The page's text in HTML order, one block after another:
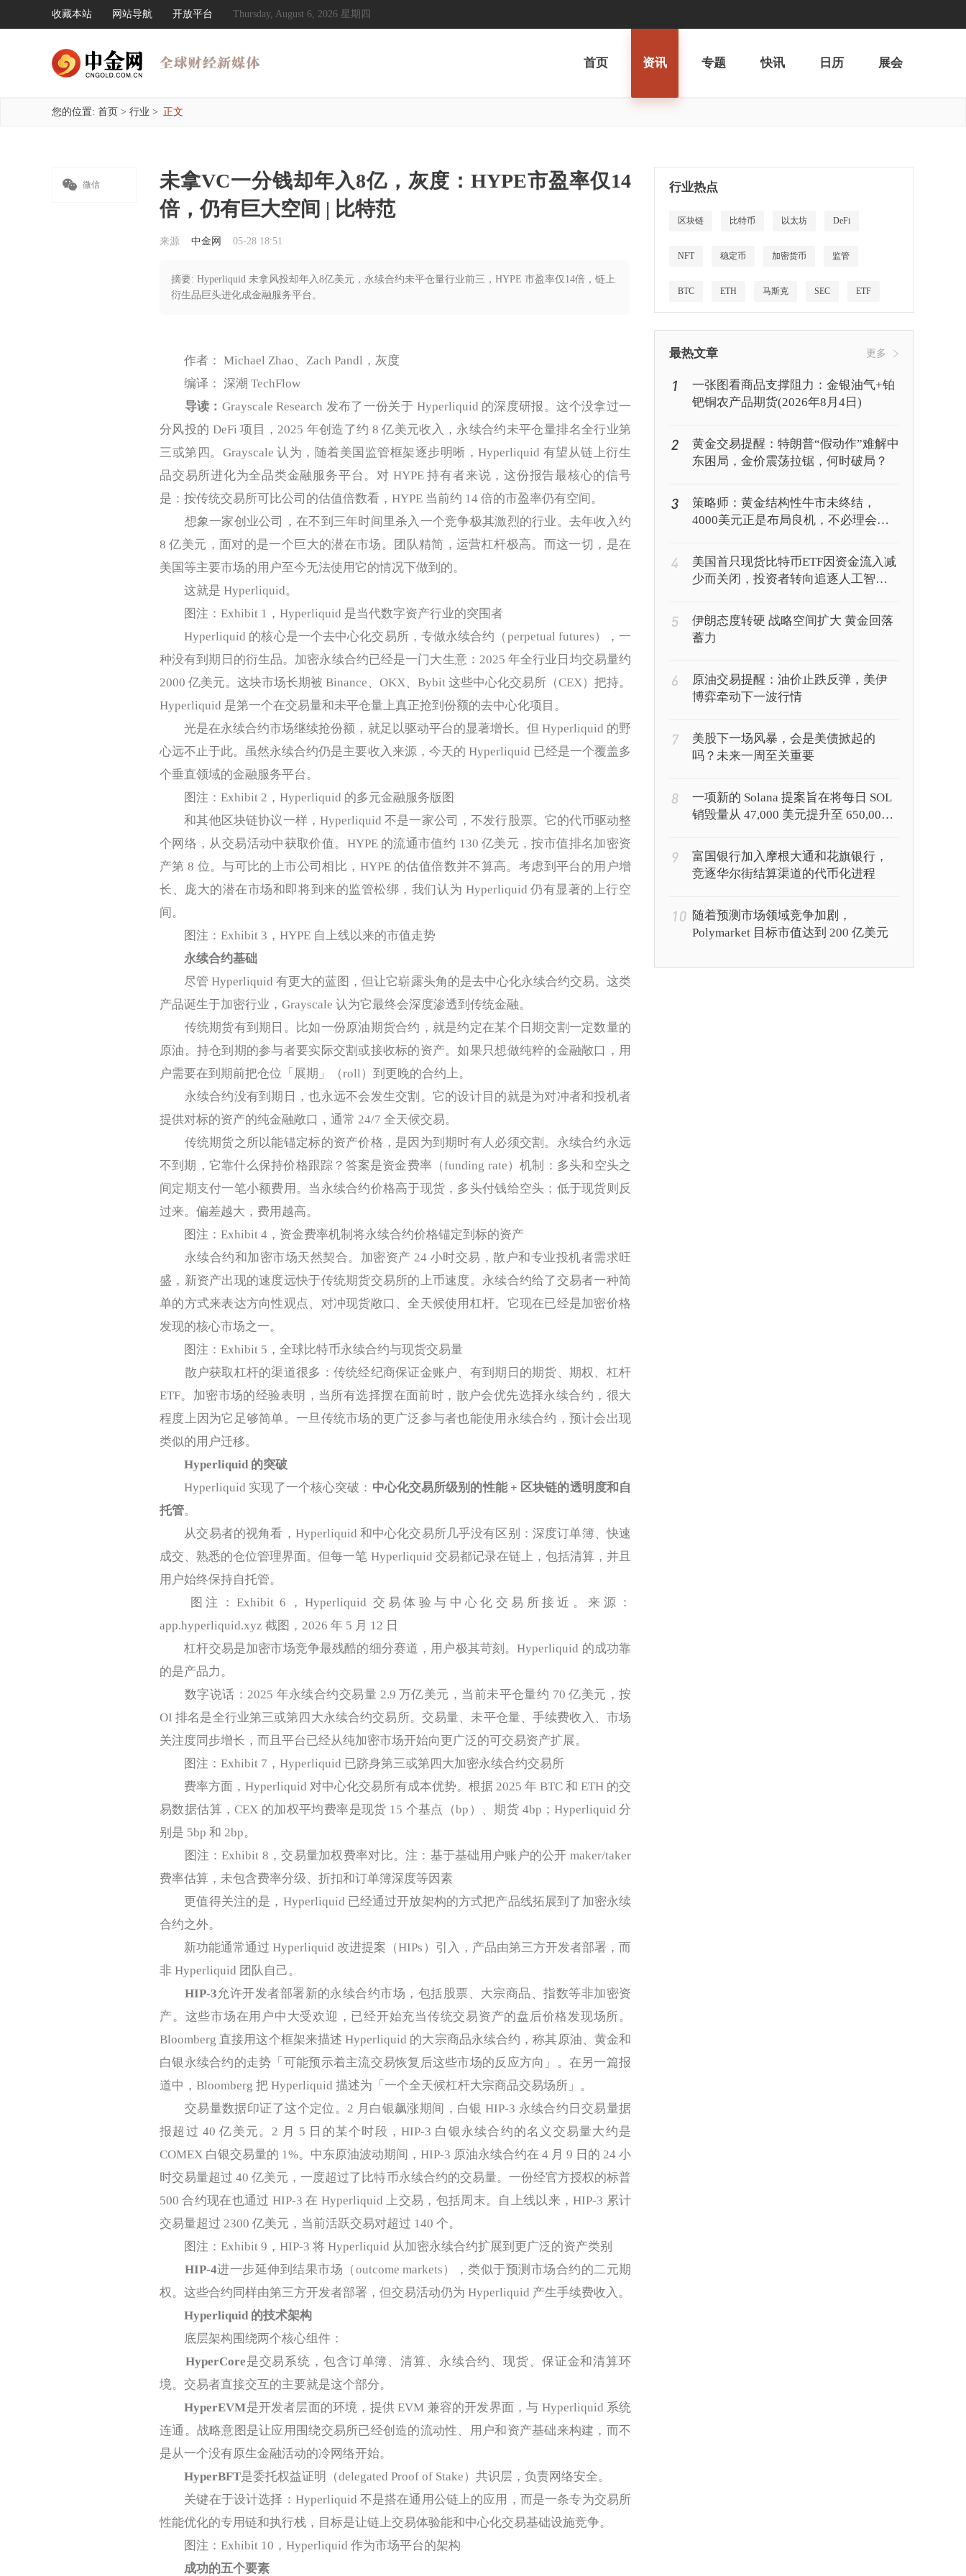
收藏本站 网站导航 开放平台 Thursday, August 6, 2026 星期四
首页 资讯 专题 快讯 日历 展会
您的位置: 首页 > 行业 > 正文
 微信
未拿VC一分钱却年入8亿，灰度：HYPE市盈率仅14
倍，仍有巨大空间 | 比特范
来源 中金网 05-28 18:51
摘要: Hyperliquid 未拿风投却年入8亿美元，永续合约未平仓量行业前三，HYPE 市盈率仅14倍，链上
衍生品巨头进化成金融服务平台。
作者： Michael Zhao、Zach Pandl，灰度
编译： 深潮 TechFlow
导读： Grayscale Research 发布了一份关于 Hyperliquid 的深度研报。这个没拿过一
分风投的 DeFi 项目，2025 年创造了约 8 亿美元收入，永续合约未平仓量排名全行业第
三或第四。Grayscale 认为，随着美国监管框架逐步明晰，Hyperliquid 有望从链上衍生
品交易所进化为全品类金融服务平台。对 HYPE 持有者来说，这份报告最核心的信号
是：按传统交易所可比公司的估值倍数看，HYPE 当前约 14 倍的市盈率仍有空间。
想象一家创业公司，在不到三年时间里杀入一个竞争极其激烈的行业。去年收入约
8 亿美元，面对的是一个巨大的潜在市场。团队精简，运营杠杆极高。而这一切，是在
美国等主要市场的用户至今无法使用它的情况下做到的。
这就是 Hyperliquid。
图注：Exhibit 1，Hyperliquid 是当代数字资产行业的突围者
Hyperliquid 的核心是一个去中心化交易所，专做永续合约（perpetual futures），一
种没有到期日的衍生品。加密永续合约已经是一门大生意：2025 年全行业日均交易量约
2000 亿美元。这块市场长期被 Binance、OKX、Bybit 这些中心化交易所（CEX）把持。
Hyperliquid 是第一个在交易量和未平仓量上真正抢到份额的去中心化项目。
光是在永续合约市场继续抢份额，就足以驱动平台的显著增长。但 Hyperliquid 的野
心远不止于此。虽然永续合约仍是主要收入来源，今天的 Hyperliquid 已经是一个覆盖多
个垂直领域的金融服务平台。
图注：Exhibit 2，Hyperliquid 的多元金融服务版图
和其他区块链协议一样，Hyperliquid 不是一家公司，不发行股票。它的代币驱动整
个网络，从交易活动中获取价值。HYPE 的流通市值约 130 亿美元，按市值排名加密资
产第 8 位。与可比的上市公司相比，HYPE 的估值倍数并不算高。考虑到平台的用户增
长、庞大的潜在市场和即将到来的监管松绑，我们认为 Hyperliquid 仍有显著的上行空
间。
图注：Exhibit 3，HYPE 自上线以来的市值走势
永续合约基础
尽管 Hyperliquid 有更大的蓝图，但让它崭露头角的是去中心化永续合约交易。这类
产品诞生于加密行业，Grayscale 认为它最终会深度渗透到传统金融。
传统期货有到期日。比如一份原油期货合约，就是约定在某个日期交割一定数量的
原油。持仓到期的参与者要实际交割或接收标的资产。如果只想做纯粹的金融敞口，用
户需要在到期前把仓位「展期」（roll）到更晚的合约上。
永续合约没有到期日，也永远不会发生交割。它的设计目的就是为对冲者和投机者
提供对标的资产的纯金融敞口，通常 24/7 全天候交易。
传统期货之所以能锚定标的资产价格，是因为到期时有人必须交割。永续合约永远
不到期，它靠什么保持价格跟踪？答案是资金费率（funding rate）机制：多头和空头之
间定期支付一笔小额费用。当永续合约价格高于现货，多头付钱给空头；低于现货则反
过来。偏差越大，费用越高。
图注：Exhibit 4，资金费率机制将永续合约价格锚定到标的资产
永续合约和加密市场天然契合。加密资产 24 小时交易，散户和专业投机者需求旺
盛，新资产出现的速度远快于传统期货交易所的上币速度。永续合约给了交易者一种简
单的方式来表达方向性观点、对冲现货敞口、全天候使用杠杆。它现在已经是加密价格
发现的核心市场之一。
图注：Exhibit 5，全球比特币永续合约与现货交易量
散户获取杠杆的渠道很多：传统经纪商保证金账户、有到期日的期货、期权、杠杆
ETF。加密市场的经验表明，当所有选择摆在面前时，散户会优先选择永续合约，很大
程度上因为它足够简单。一旦传统市场的更广泛参与者也能使用永续合约，预计会出现
类似的用户迁移。
Hyperliquid 的突破
Hyperliquid 实现了一个核心突破： 中心化交易所级别的性能 + 区块链的透明度和自
托管。
从交易者的视角看，Hyperliquid 和中心化交易所几乎没有区别：深度订单簿、快速
成交、熟悉的仓位管理界面。但每一笔 Hyperliquid 交易都记录在链上，包括清算，并且
用户始终保持自托管。
图注：Exhibit 6，Hyperliquid 交易体验与中心化交易所接近。来源：
app.hyperliquid.xyz 截图，2026 年 5 月 12 日
杠杆交易是加密市场竞争最残酷的细分赛道，用户极其苛刻。Hyperliquid 的成功靠
的是产品力。
数字说话：2025 年永续合约交易量 2.9 万亿美元，当前未平仓量约 70 亿美元，按
OI 排名是全行业第三或第四大永续合约交易所。交易量、未平仓量、手续费收入、市场
关注度同步增长，而且平台已经从纯加密市场开始向更广泛的可交易资产扩展。
图注：Exhibit 7，Hyperliquid 已跻身第三或第四大加密永续合约交易所
费率方面，Hyperliquid 对中心化交易所有成本优势。根据 2025 年 BTC 和 ETH 的交
易数据估算，CEX 的加权平均费率是现货 15 个基点（bp）、期货 4bp；Hyperliquid 分
别是 5bp 和 2bp。
图注：Exhibit 8，交易量加权费率对比。注：基于基础用户账户的公开 maker/taker
费率估算，未包含费率分级、折扣和订单簿深度等因素
更值得关注的是，Hyperliquid 已经通过开放架构的方式把产品线拓展到了加密永续
合约之外。
新功能通常通过 Hyperliquid 改进提案（HIPs）引入，产品由第三方开发者部署，而
非 Hyperliquid 团队自己。
HIP-3允许开发者部署新的永续合约市场，包括股票、大宗商品、指数等非加密资
产。这些市场在用户中大受欢迎，已经开始充当传统交易资产的盘后价格发现场所。
Bloomberg 直接用这个框架来描述 Hyperliquid 的大宗商品永续合约，称其原油、黄金和
白银永续合约的走势「可能预示着主流交易恢复后这些市场的反应方向」。在另一篇报
道中，Bloomberg 把 Hyperliquid 描述为「一个全天候杠杆大宗商品交易场所」。
交易量数据印证了这个定位。2 月白银飙涨期间，白银 HIP-3 永续合约日交易量据
报超过 40 亿美元。2 月 5 日的某个时段，HIP-3 白银永续合约的名义交易量大约是
COMEX 白银交易量的 1%。中东原油波动期间，HIP-3 原油永续合约在 4 月 9 日的 24 小
时交易量超过 40 亿美元，一度超过了比特币永续合约的交易量。一份经官方授权的标普
500 合约现在也通过 HIP-3 在 Hyperliquid 上交易，包括周末。自上线以来，HIP-3 累计
交易量超过 2300 亿美元，当前活跃交易对超过 140 个。
图注：Exhibit 9，HIP-3 将 Hyperliquid 从加密永续合约扩展到更广泛的资产类别
HIP-4进一步延伸到结果市场（outcome markets），类似于预测市场合约的二元期
权。这些合约同样由第三方开发者部署，但交易活动仍为 Hyperliquid 产生手续费收入。
Hyperliquid 的技术架构
底层架构围绕两个核心组件：
HyperCore是交易系统，包含订单簿、清算、永续合约、现货、保证金和清算环
境。交易者直接交互的主要就是这个部分。
HyperEVM是开发者层面的环境，提供 EVM 兼容的开发界面，与 Hyperliquid 系统
连通。战略意图是让应用围绕交易所已经创造的流动性、用户和资产基础来构建，而不
是从一个没有原生金融活动的冷网络开始。
HyperBFT是委托权益证明（delegated Proof of Stake）共识层，负责网络安全。
关键在于设计选择：Hyperliquid 不是搭在通用公链上的应用，而是一条专为交易所
性能优化的专用链和执行栈，目标是让链上交易体验能和中心化交易基础设施竞争。
图注：Exhibit 10，Hyperliquid 作为市场平台的架构
成功的五个要素
行业热点
区块链 比特币 以太坊 DeFi
NFT 稳定币 加密货币 监管
BTC ETH 马斯克 SEC ETF
最热文章 更多
1
一张图看商品支撑阻力：金银油气+铂
钯铜农产品期货(2026年8月4日)
2
黄金交易提醒：特朗普“假动作”难解中
东困局，金价震荡拉锯，何时破局？
3
策略师：黄金结构性牛市未终结，
4000美元正是布局良机，不必理会美
4
美国首只现货比特币ETF因资金流入减
少而关闭，投资者转向追逐人工智能
5
伊朗态度转硬 战略空间扩大 黄金回落
蓄力
6
原油交易提醒：油价止跌反弹，美伊
博弈牵动下一波行情
7
美股下一场风暴，会是美债掀起的
吗？未来一周至关重要
8
一项新的 Solana 提案旨在将每日 SOL
销毁量从 47,000 美元提升至 650,000
9
富国银行加入摩根大通和花旗银行，
竞逐华尔街结算渠道的代币化进程
10 随着预测市场领域竞争加剧，
Polymarket 目标市值达到 200 亿美元